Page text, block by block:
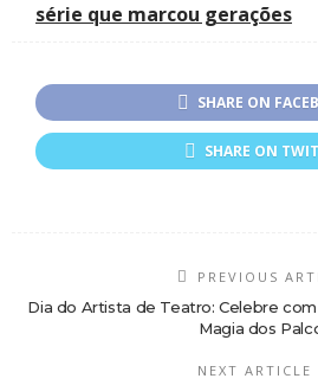
série que marcou gerações
SHARE ON
SHARE ON
PREVIOUS
Dia do Artista de Teatro: Celebre
Magia dos
NEXT ARTICLE